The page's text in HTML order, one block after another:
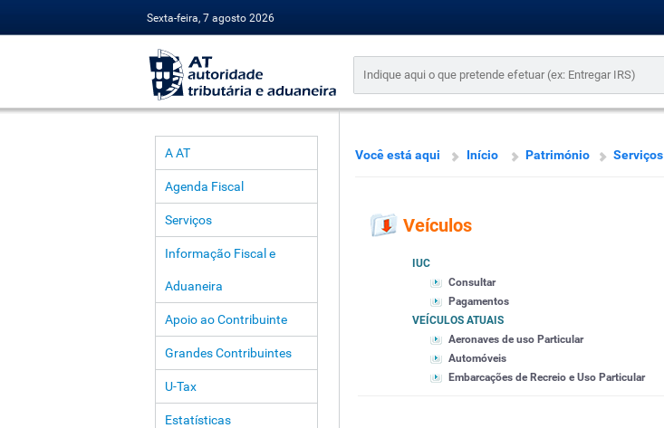
Sexta-feira, 7 agosto 2026
A AT
Agenda Fiscal
Serviços
Informação Fiscal e
Aduaneira
Apoio ao Contribuinte
Grandes Contribuintes
U-Tax
Estatísticas
Você está aqui Início Património Serviços
Veículos
IUC
Consultar
Pagamentos
VEÍCULOS ATUAIS
Aeronaves de uso Particular
Automóveis
Embarcações de Recreio e Uso Particular